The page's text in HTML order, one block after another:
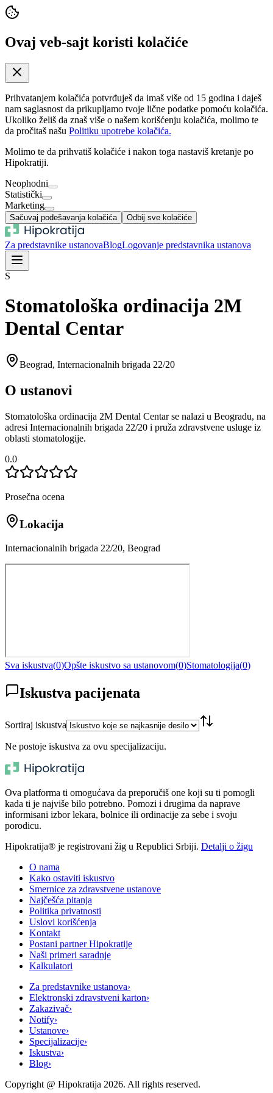
Ovaj veb-sajt koristi kolačiće
Prihvatanjem kolačića potvrđuješ da imaš više od 15 godina i daješ
nam saglasnost da prikupljamo tvoje lične podatke pomoću kolačića.
Ukoliko želiš da znaš više o našem korišćenju kolačića, molimo te
da pročitaš našu Politiku upotrebe kolačića.
Molimo te da prihvatiš kolačiće i nakon toga nastaviš kretanje po
Hipokratiji.
Neophodni
Statistički
Marketing
Sačuvaj podešavanja kolačića Odbij sve kolačiće
Za predstavnike ustanovaBlogLogovanje predstavnika ustanova
S
Stomatološka ordinacija 2M
Dental Centar
Beograd, Internacionalnih brigada 22/20
O ustanovi
Stomatološka ordinacija 2M Dental Centar se nalazi u Beogradu, na
adresi Internacionalnih brigada 22/20 i pruža zdravstvene usluge iz
oblasti stomatologije.
0.0
Prosečna ocena
Lokacija
Internacionalnih brigada 22/20, Beograd
Sva iskustva(0)Opšte iskustvo sa ustanovom(0)Stomatologija(0)
Iskustva pacijenata
Sortiraj iskustva
Ne postoje iskustva za ovu specijalizaciju.
Ova platforma ti omogućava da preporučiš one koji su ti pomogli
kada ti je najviše bilo potrebno. Pomozi i drugima da naprave
informisani izbor lekara, bolnice ili ordinacije za sebe i svoju
porodicu.
Hipokratija® je registrovani žig u Republici Srbiji. Detalji o žigu
O nama
Kako ostaviti iskustvo
Smernice za zdravstvene ustanove
Najčešća pitanja
Politika privatnosti
Uslovi korišćenja
Kontakt
Postani partner Hipokratije
Naši primeri saradnje
Kalkulatori
Za predstavnike ustanova›
Elektronski zdravstveni karton›
Zakazivač›
Notify›
Ustanove›
Specijalizacije›
Iskustva›
Blog›
Copyright @ Hipokratija 2026. All rights reserved.